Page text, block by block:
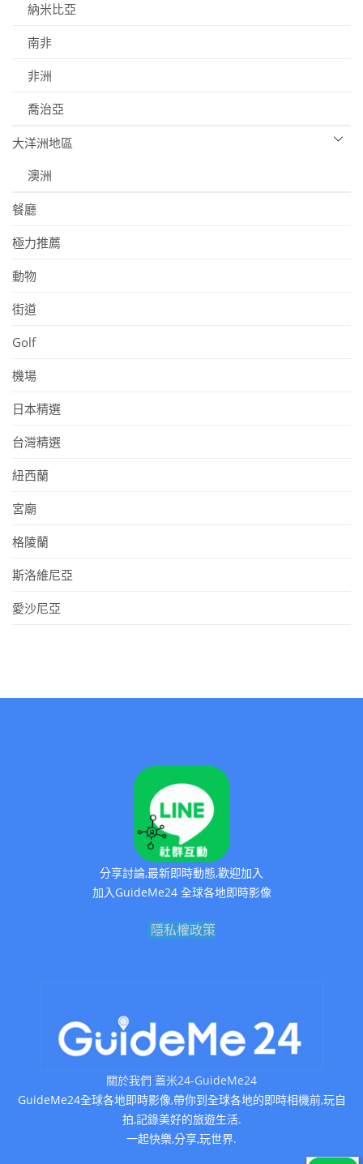
納米比亞
南非
非洲
喬治亞
大洋洲地區
澳洲
餐廳
極力推薦
動物
街道
Golf
機場
日本精選
台灣精選
紐西蘭
宮廟
格陵蘭
斯洛維尼亞
愛沙尼亞
分享討論,最新即時動態,歡迎加入
加入GuideMe24 全球各地即時影像
隱私權政策
關於我們 蓋米24-GuideMe24
GuideMe24全球各地即時影像,帶你到全球各地的即時相機前,玩自
拍,記錄美好的旅遊生活.
一起快樂,分享,玩世界.